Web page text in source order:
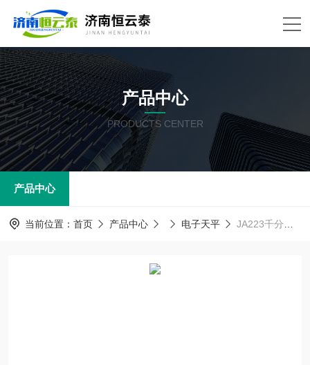
产品中心
PRODUCTS CENTER
产品中心
当前位置： 首页 产品中心 电子天平 JA223千分之一分析天平